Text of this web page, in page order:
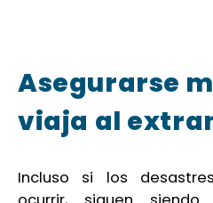
Asegurarse
viaja al
Incluso si los